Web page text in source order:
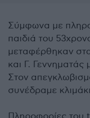
Σύμφωνα με
παιδιά του
μεταφέρθηκαν
και Γ.
Στον
συνέδραμε